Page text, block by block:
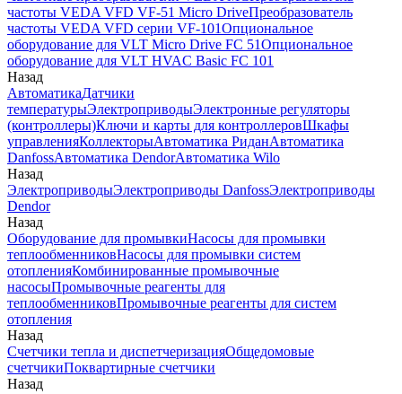
частоты VEDA VFD VF-51 Micro DriveПреобразователь
частоты VEDA VFD серии VF-101Опциональное
оборудование для VLT Micro Drive FC 51Опциональное
оборудование для VLT HVAC Basic FC 101
Назад
АвтоматикаДатчики
температурыЭлектроприводыЭлектронные регуляторы
(контроллеры)Ключи и карты для контроллеровШкафы
управленияКоллекторыАвтоматика РиданАвтоматика
DanfossАвтоматика DendorАвтоматика Wilo
Назад
ЭлектроприводыЭлектроприводы DanfossЭлектроприводы
Dendor
Назад
Оборудование для промывкиНасосы для промывки
теплообменниковНасосы для промывки систем
отопленияКомбинированные промывочные
насосыПромывочные реагенты для
теплообменниковПромывочные реагенты для систем
отопления
Назад
Счетчики тепла и диспетчеризацияОбщедомовые
счетчикиПоквартирные счетчики
Назад